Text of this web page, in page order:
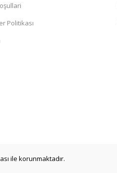
Politikası
ile korunmaktadır.